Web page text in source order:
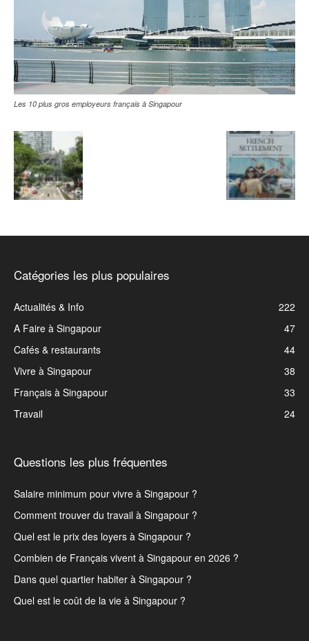
Les 10 plus gros employeurs français à Singapour
Catégories les plus populaires
Actualités & Info
222
A Faire à Singapour
47
Cafés & restaurants
44
Vivre à Singapour
38
Français à Singapour
33
Travail
24
Questions les plus fréquentes
Salaire minimum pour vivre à Singapour ?
Comment trouver du travail à Singapour ?
Quel est le prix des loyers à Singapour ?
Combien de Français vivent à Singapour en 2026 ?
Dans quel quartier habiter à Singapour ?
Quel est le coût de la vie à Singapour ?